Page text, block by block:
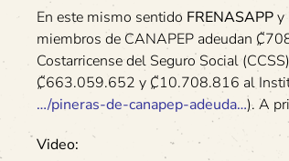
En este mismo sentido FRENASAPPy
miembros de CANAPEP adeudan
Costarricense del Seguro Social
₡663.059.652 y ₡10.708.816 al
…/pineras-de-canapep-adeuda…). A
Video: